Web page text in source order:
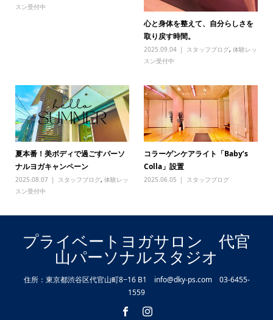
スン受付中
心と身体を整えて、自分らしさを
取り戻す時間。
2025.09.04 スタッフブログ,体験レッ
スン受付中
夏本番！美ボディで過ごすパーソ
ナルヨガキャンペーン
2025.08.07 スタッフブログ, 体験レッ
スン受付中
コラーゲンケアライト「Baby’s
Colla」設置
2025.06.05 スタッフブログ
プライベートヨガサロン 代官
山パーソナルスタジオ
住所：東京都渋谷区代官山町8−16 B1 info@dky-ps.com 03-6455-
1559